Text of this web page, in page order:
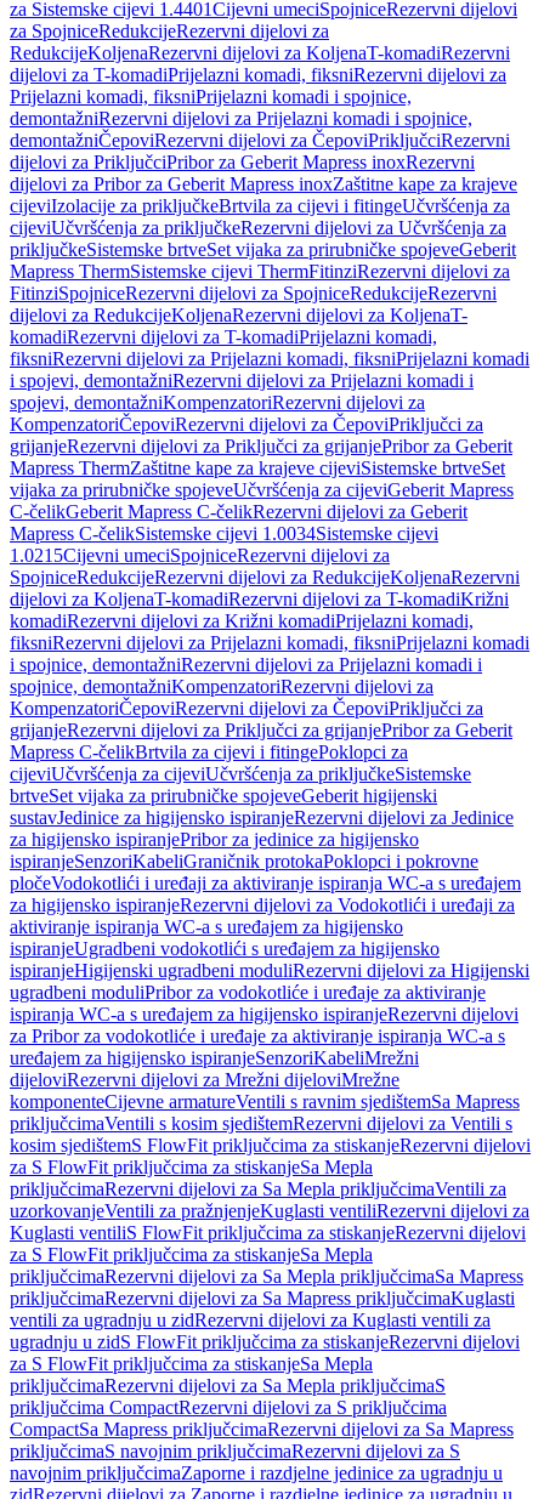
za Sistemske cijevi 1.4401Cijevni umeciSpojniceRezervni dijelovi
za SpojniceRedukcijeRezervni dijelovi za
RedukcijeKoljenaRezervni dijelovi za KoljenaT-komadiRezervni
dijelovi za T-komadiPrijelazni komadi, fiksniRezervni dijelovi za
Prijelazni komadi, fiksniPrijelazni komadi i spojnice,
demontažniRezervni dijelovi za Prijelazni komadi i spojnice,
demontažniČepoviRezervni dijelovi za ČepoviPriključciRezervni
dijelovi za PriključciPribor za Geberit Mapress inoxRezervni
dijelovi za Pribor za Geberit Mapress inoxZaštitne kape za krajeve
cijeviIzolacije za priključkeBrtvila za cijevi i fitingeUčvršćenja za
cijeviUčvršćenja za priključkeRezervni dijelovi za Učvršćenja za
priključkeSistemske brtveSet vijaka za prirubničke spojeveGeberit
Mapress ThermSistemske cijevi ThermFitinziRezervni dijelovi za
FitinziSpojniceRezervni dijelovi za SpojniceRedukcijeRezervni
dijelovi za RedukcijeKoljenaRezervni dijelovi za KoljenaT-
komadiRezervni dijelovi za T-komadiPrijelazni komadi,
fiksniRezervni dijelovi za Prijelazni komadi, fiksniPrijelazni komadi
i spojevi, demontažniRezervni dijelovi za Prijelazni komadi i
spojevi, demontažniKompenzatoriRezervni dijelovi za
KompenzatoriČepoviRezervni dijelovi za ČepoviPriključci za
grijanjeRezervni dijelovi za Priključci za grijanjePribor za Geberit
Mapress ThermZaštitne kape za krajeve cijeviSistemske brtveSet
vijaka za prirubničke spojeveUčvršćenja za cijeviGeberit Mapress
C-čelikGeberit Mapress C-čelikRezervni dijelovi za Geberit
Mapress C-čelikSistemske cijevi 1.0034Sistemske cijevi
1.0215Cijevni umeciSpojniceRezervni dijelovi za
SpojniceRedukcijeRezervni dijelovi za RedukcijeKoljenaRezervni
dijelovi za KoljenaT-komadiRezervni dijelovi za T-komadiKrižni
komadiRezervni dijelovi za Križni komadiPrijelazni komadi,
fiksniRezervni dijelovi za Prijelazni komadi, fiksniPrijelazni komadi
i spojnice, demontažniRezervni dijelovi za Prijelazni komadi i
spojnice, demontažniKompenzatoriRezervni dijelovi za
KompenzatoriČepoviRezervni dijelovi za ČepoviPriključci za
grijanjeRezervni dijelovi za Priključci za grijanjePribor za Geberit
Mapress C-čelikBrtvila za cijevi i fitingePoklopci za
cijeviUčvršćenja za cijeviUčvršćenja za priključkeSistemske
brtveSet vijaka za prirubničke spojeveGeberit higijenski
sustavJedinice za higijensko ispiranjeRezervni dijelovi za Jedinice
za higijensko ispiranjePribor za jedinice za higijensko
ispiranjeSenzoriKabeliGraničnik protokaPoklopci i pokrovne
pločeVodokotlići i uređaji za aktiviranje ispiranja WC-a s uređajem
za higijensko ispiranjeRezervni dijelovi za Vodokotlići i uređaji za
aktiviranje ispiranja WC-a s uređajem za higijensko
ispiranjeUgradbeni vodokotlići s uređajem za higijensko
ispiranjeHigijenski ugradbeni moduliRezervni dijelovi za Higijenski
ugradbeni moduliPribor za vodokotliće i uređaje za aktiviranje
ispiranja WC-a s uređajem za higijensko ispiranjeRezervni dijelovi
za Pribor za vodokotliće i uređaje za aktiviranje ispiranja WC-a s
uređajem za higijensko ispiranjeSenzoriKabeliMrežni
dijeloviRezervni dijelovi za Mrežni dijeloviMrežne
komponenteCijevne armatureVentili s ravnim sjedištemSa Mapress
priključcimaVentili s kosim sjedištemRezervni dijelovi za Ventili s
kosim sjedištemS FlowFit priključcima za stiskanjeRezervni dijelovi
za S FlowFit priključcima za stiskanjeSa Mepla
priključcimaRezervni dijelovi za Sa Mepla priključcimaVentili za
uzorkovanjeVentili za pražnjenjeKuglasti ventiliRezervni dijelovi za
Kuglasti ventiliS FlowFit priključcima za stiskanjeRezervni dijelovi
za S FlowFit priključcima za stiskanjeSa Mepla
priključcimaRezervni dijelovi za Sa Mepla priključcimaSa Mapress
priključcimaRezervni dijelovi za Sa Mapress priključcimaKuglasti
ventili za ugradnju u zidRezervni dijelovi za Kuglasti ventili za
ugradnju u zidS FlowFit priključcima za stiskanjeRezervni dijelovi
za S FlowFit priključcima za stiskanjeSa Mepla
priključcimaRezervni dijelovi za Sa Mepla priključcimaS
priključcima CompactRezervni dijelovi za S priključcima
CompactSa Mapress priključcimaRezervni dijelovi za Sa Mapress
priključcimaS navojnim priključcimaRezervni dijelovi za S
navojnim priključcimaZaporne i razdjelne jedinice za ugradnju u
zidRezervni dijelovi za Zaporne i razdjelne jedinice za ugradnju u